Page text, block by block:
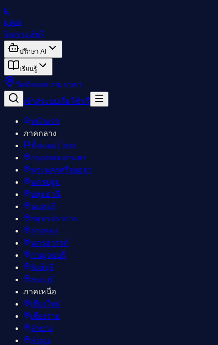
มู
มูลูเต
วิเคราะห์ฟรี
ปรึกษา AI
เรียนรู้
วัดดังบทความราคา
เข้าสู่ระบบเริ่มใช้ฟรี
หน้าแรก
ภาคกลาง
ทั้งหมด (ไทย)
กรุงเทพมหานคร
พระนครศรีอยุธยา
นครปฐม
ปทุมธานี
นนทบุรี
สมุทรปราการ
อ่างทอง
นครสวรรค์
กาญจนบุรี
สิงห์บุรี
สระบุรี
ภาคเหนือ
เชียงใหม่
เชียงราย
ลำปาง
ลำพูน